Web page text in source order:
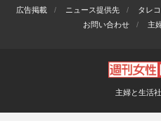
広告掲載
ニュース提供先 タレコ
お問い合わせ
主
主婦と生活